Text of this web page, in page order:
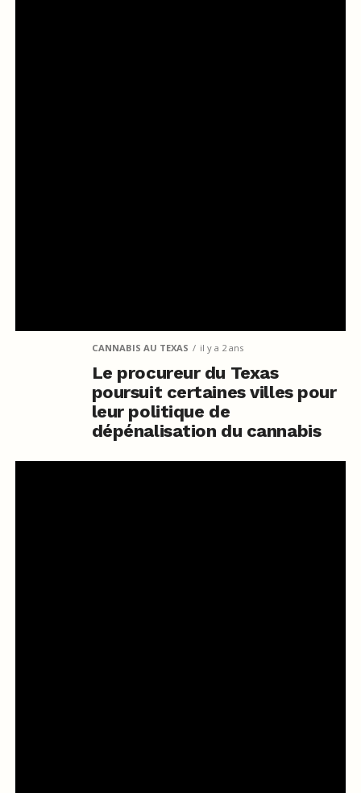
CANNABIS AU TEXAS il y a 2 ans
Le procureur du Texas
poursuit certaines villes pour
leur politique de
dépénalisation du cannabis